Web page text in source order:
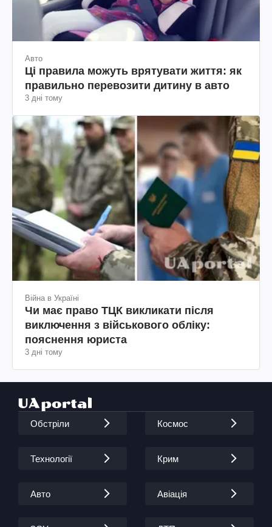
Авто
Ці правила можуть врятувати життя: як
правильно перевозити дитину в авто
3 дні тому
Війна в Україні
Чи має право ТЦК викликати після
виключення з військового обліку:
пояснення юриста
3 дні тому
Обстріли Космос
Технології Крим
Авто Авіація